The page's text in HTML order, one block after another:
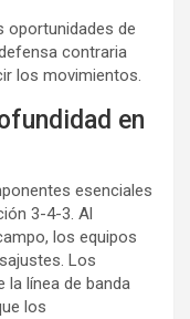
oportunidades de
contraria
los movimientos.
en
esenciales
3-4-3. Al
los equipos
Los
la línea de banda
los